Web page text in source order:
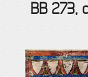
BB 273,